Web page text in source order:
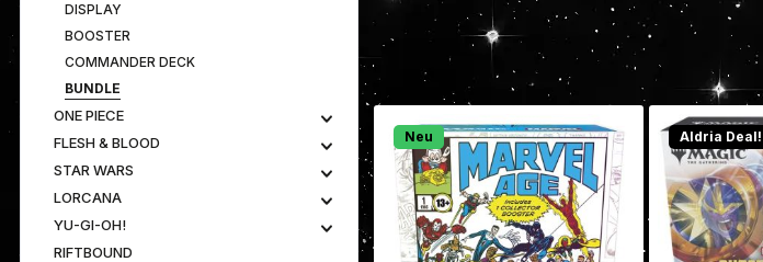
DISPLAY
BOOSTER
COMMANDER DECK
BUNDLE
ONE PIECE
FLESH & BLOOD
STAR WARS
LORCANA
YU-GI-OH!
RIFTBOUND
Neu Aldria Deal!